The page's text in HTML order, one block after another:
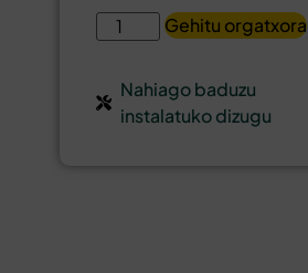
Gehitu orgatxora
Nahiago baduzu
instalatuko dizugu